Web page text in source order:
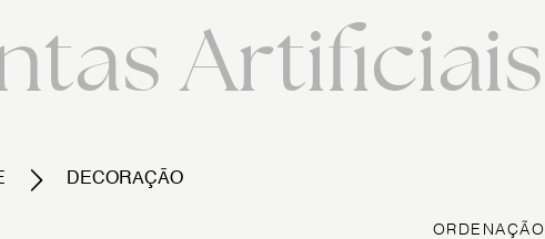
Artificiais
DECORAÇÃO
ORDENAÇÃO